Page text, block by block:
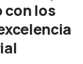
con los